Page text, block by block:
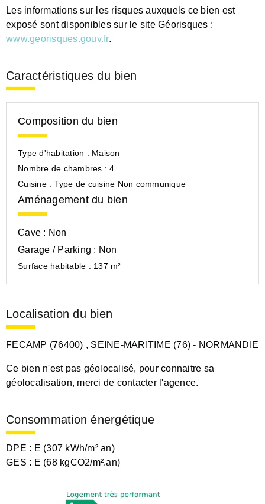
Les informations sur les risques auxquels ce bien est
exposé sont disponibles sur le site Géorisques :
www.georisques.gouv.fr.
Caractéristiques du bien
Composition du bien
Type d'habitation : Maison
Nombre de chambres :4
Cuisine : Type de cuisine Non communique
Aménagement du bien
Cave : Non
Garage / Parking : Non
Surface habitable : 137 m²
Localisation du bien
FECAMP (76400) , SEINE-MARITIME (76) - NORMANDIE
Ce bien n'est pas géolocalisé, pour connaitre sa
géolocalisation, merci de contacter l'agence.
Consommation énergétique
DPE : E (307 kWh/m² an)
GES : E (68 kgCO2/m².an)